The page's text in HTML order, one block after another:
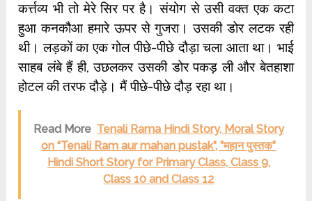
कर्त्तव्य भी तो मेरे सिर पर है। संयोग से उसी वक्त एक कटा
हुआ कनकौआ हमारे ऊपर से गुजरा। उसकी डोर लटक रही
थी। लड़कों का एक गोल पीछे-पीछे दौड़ा चला आता था। भाई
साहब लंबे हैं ही, उछलकर उसकी डोर पकड़ ली और बेतहाशा
होटल की तरफ दौड़े। मैं पीछे-पीछे दौड़ रहा था।
Read More Tenali Rama Hindi Story, Moral Story
on “Tenali Ram aur mahan pustak”, ”महान पुस्तक”
Hindi Short Story for Primary Class, Class 9,
Class 10 and Class 12